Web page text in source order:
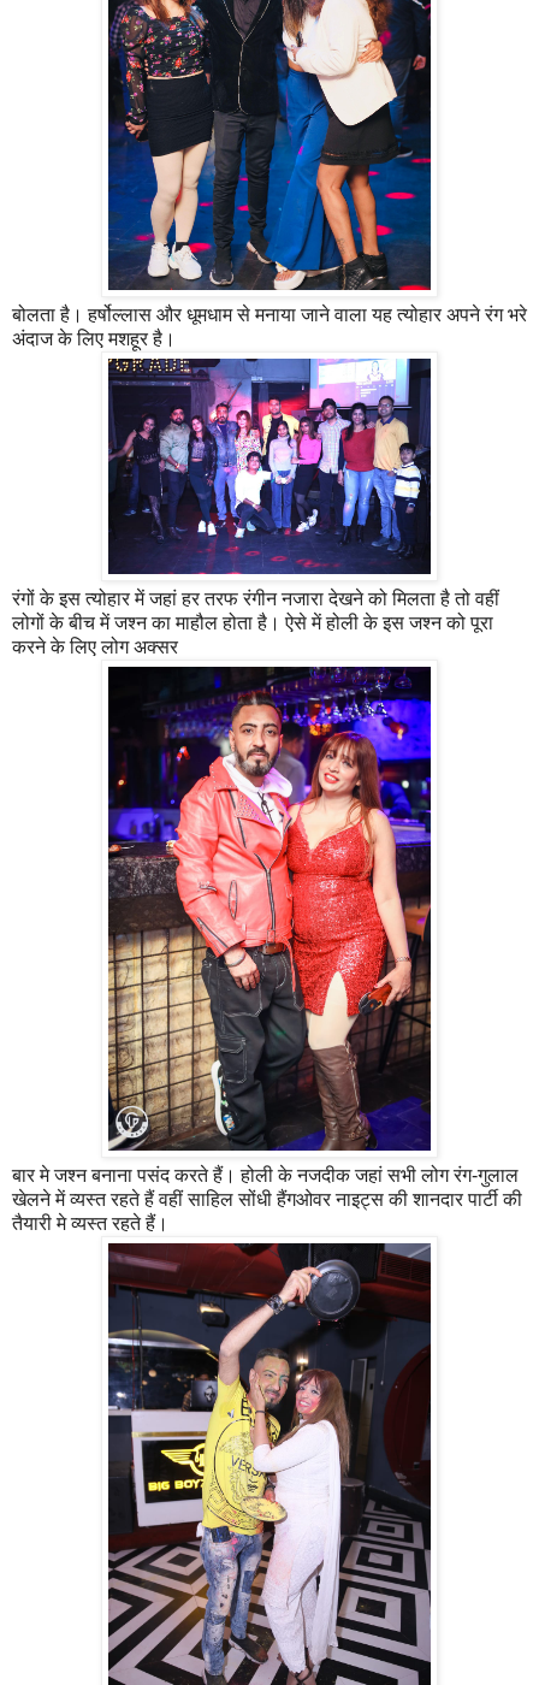
बोलता है। हर्षोल्लास और धूमधाम से मनाया जाने वाला यह त्योहार अपने रंग भरे
अंदाज के लिए मशहूर है।
रंगों के इस त्योहार में जहां हर तरफ रंगीन नजारा देखने को मिलता है तो वहीं
लोगों के बीच में जश्न का माहौल होता है। ऐसे में होली के इस जश्न को पूरा
करने के लिए लोग अक्सर
बार मे जश्न बनाना पसंद करते हैं। होली के नजदीक जहां सभी लोग रंग-गुलाल
खेलने में व्यस्त रहते हैं वहीं साहिल सोंधी हैंगओवर नाइट्स की शानदार पार्टी की
तैयारी मे व्यस्त रहते हैं।